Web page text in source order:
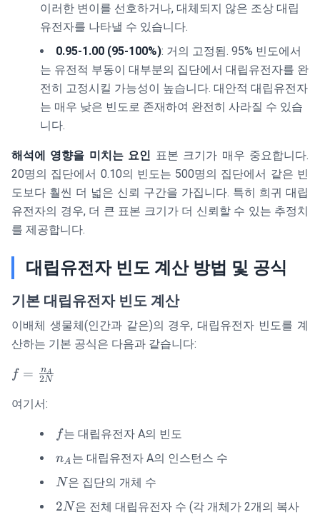
이러한 변이를 선호하거나, 대체되지 않은 조상 대립
유전자를 나타낼 수 있습니다.
0.95-1.00 (95-100%): 거의 고정됨. 95% 빈도에서
는 유전적 부동이 대부분의 집단에서 대립유전자를 완
전히 고정시킬 가능성이 높습니다. 대안적 대립유전자
는 매우 낮은 빈도로 존재하여 완전히 사라질 수 있습
니다.
해석에 영향을 미치는 요인 표본 크기가 매우 중요합니다.
20명의 집단에서 0.10의 빈도는 500명의 집단에서 같은 빈
도보다 훨씬 더 넓은 신뢰 구간을 가집니다. 특히 희귀 대립
유전자의 경우, 더 큰 표본 크기가 더 신뢰할 수 있는 추정치
를 제공합니다.
대립유전자 빈도 계산 방법 및 공식
기본 대립유전자 빈도 계산
이배체 생물체(인간과 같은)의 경우, 대립유전자 빈도를 계
산하는 기본 공식은 다음과 같습니다:
f =
{2N}
f = 2N
nA
여기서:
ff는 대립유전자 A의 빈도
n_A
nA 는 대립유전자 A의 인스턴스 수
N
N은 집단의 개체 수
2N
2N은 전체 대립유전자 수 (각 개체가 2개의 복사